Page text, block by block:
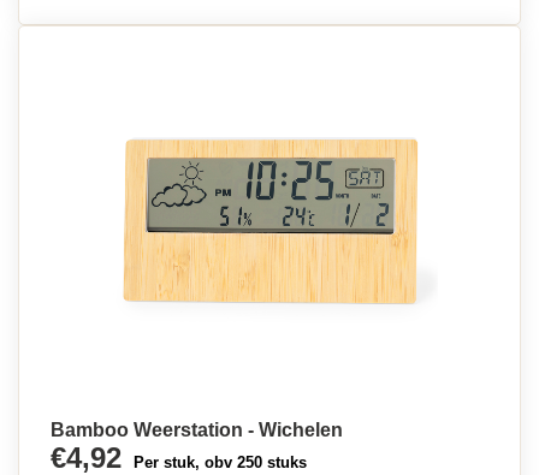
Bamboo Weerstation - Wichelen
€4,92 Per stuk, obv 250 stuks